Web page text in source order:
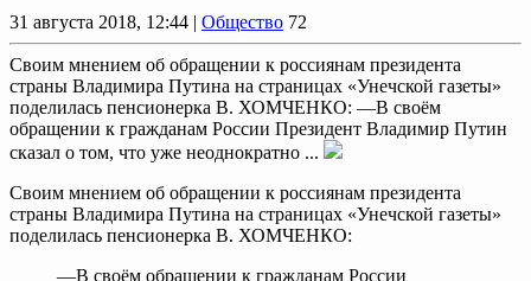
31 августа 2018, 12:44 | Общество 72
Своим мнением об обращении к россиянам президента
страны Владимира Путина на страницах «Унечской газеты»
поделилась пенсионерка В. ХОМЧЕНКО: —В своём
обращении к гражданам России Президент Владимир Путин
сказал о том, что уже неоднократно ...
Своим мнением об обращении к россиянам президента
страны Владимира Путина на страницах «Унечской газеты»
поделилась пенсионерка В. ХОМЧЕНКО:
—В своём обращении к гражданам России